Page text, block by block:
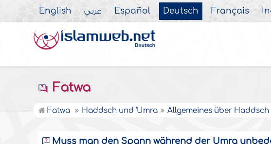
English عربي Español Deutsch Français
Fatwa
Fatwa Haddsch und 'Umra Allgemeines über Haddsch
Muss man den Spann während der Umra